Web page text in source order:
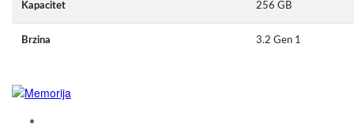
Kapacitet 256 GB
Brzina 3.2 Gen 1